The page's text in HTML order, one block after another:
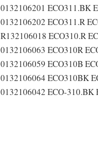
0132106201 ECO311.BK
0132106202 ECO311.R
R132106018 ECO310.R
0132106063 ECO310R
0132106059 ECO310B
0132106064 ECO310BK
0132106042 ECO-